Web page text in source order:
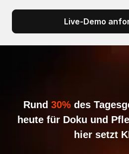
Live-Demo
Rund 30%des
heute für Doku und
hier setzt